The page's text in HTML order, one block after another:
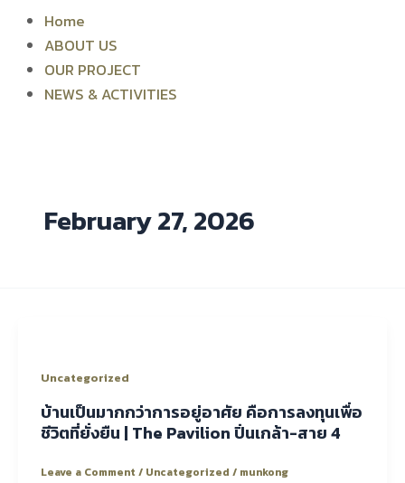
Home
ABOUT US
OUR PROJECT
NEWS & ACTIVITIES
February 27, 2026
Uncategorized
บ้านเป็นมากกว่าการอยู่อาศัย คือการลงทุนเพื่อ
ชีวิตที่ยั่งยืน | The Pavilion ปิ่นเกล้า-สาย 4
Leave a Comment/ Uncategorized / munkong